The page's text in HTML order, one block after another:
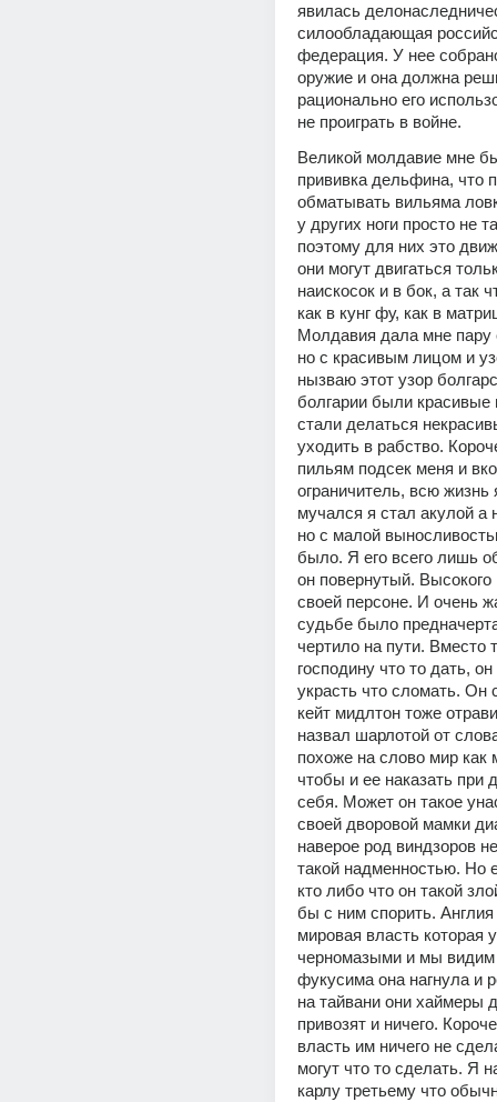
явилась
силообладающая
федерация. У нее
оружие и она должна
рационально его
не проиграть в войне.
Великой молдавие мне
прививка дельфина, что
обматывать вильяма
у других ноги просто не
поэтому для них это
они могут двигаться
наискосок и в бок, а так
как в кунг фу, как в
Молдавия дала мне пару
но с красивым лицом и
нызваю этот узор
болгарии были красивые
стали делаться
уходить в рабство.
пильям подсек меня и
ограничитель, всю жизнь
мучался я стал акулой
но с малой
было. Я его всего лишь
он повернутый. Высокого
своей персоне. И очень
судьбе было
чертило на пути. Вместо
господину что то дать,
украсть что сломать. Он
кейт мидлтон тоже
назвал шарлотой от
похоже на слово мир
чтобы и ее наказать при
себя. Может он такое
своей дворовой мамки
наверое род виндзоров
такой надменностью. Но
кто либо что он такой
бы с ним спорить. Англия
мировая власть которая
черномазыми и мы
фукусима она нагнула и
на тайвани они хаймеры
привозят и ничего.
власть им ничего не
могут что то сделать. Я
карлу третьему что